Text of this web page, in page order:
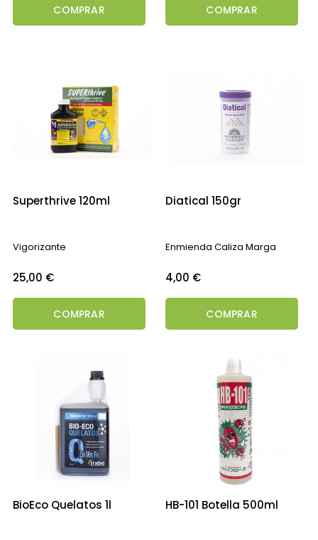
COMPRAR COMPRAR
Superthrive 120ml
Vigorizante
Precio
25,00 €
COMPRAR
Diatical 150gr
Enmienda Caliza Marga
Precio
4,00 €
COMPRAR
BioEco Quelatos 1l HB-101 Botella 500ml